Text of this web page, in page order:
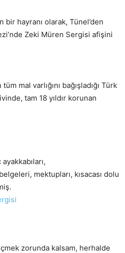
hayranı olarak, Tünel’den
Zeki Müren Sergisi afişini
mal varlığını bağışladığı Türk
tam 18 yıldır korunan
mektupları, kısacası dolu
zorunda kalsam, herhalde